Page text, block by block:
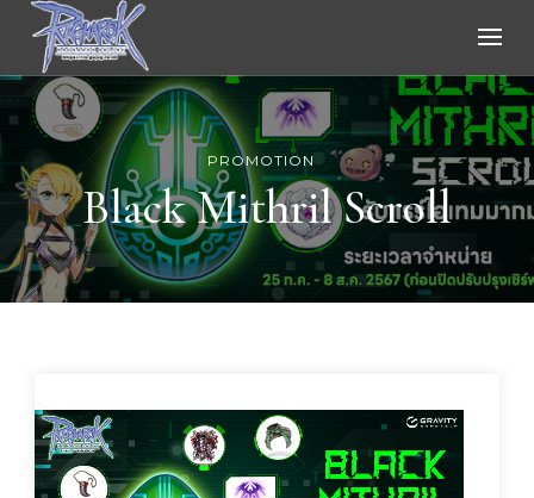
Ragnarok Online
PROMOTION
Black Mithril Scroll